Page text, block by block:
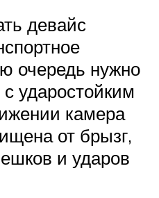
девайс
очередь нужно
ударостойким
камера
от брызг,
и ударов